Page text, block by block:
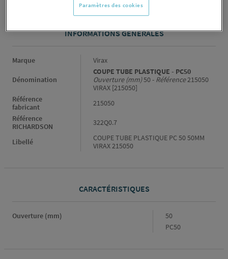
INFORMATIONS GÉNÉRALES
Informations générales
Marque Virax
Dénomination
COUPE TUBE PLASTIQUE - PC50
Ouverture (mm)50 - Référence215050
VIRAX [215050]
Référence
fabricant
215050
Référence
RICHARDSON
322Q0.7
Libellé
COUPE TUBE PLASTIQUE PC 50 50MM
VIRAX 215050
CARACTÉRISTIQUES
Caractéristiques
Ouverture (mm)
50
PC50
Paramètres des cookies